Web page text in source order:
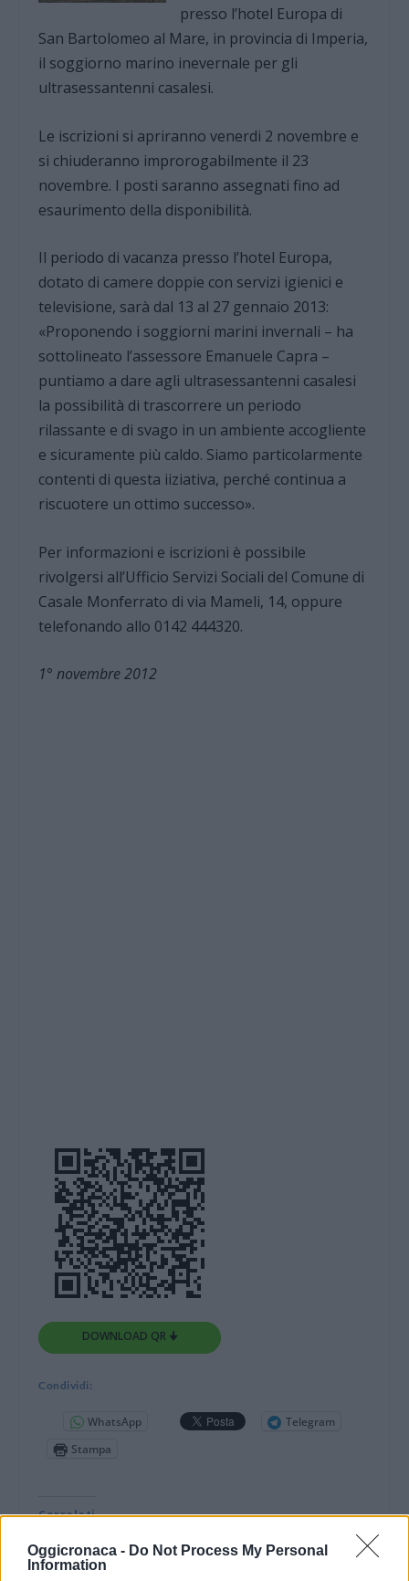
Oggicronaca - Do Not Process My Personal
Information
presso l’hotel Europa di
San Bartolomeo al Mare, in provincia di Imperia,
il soggiorno marino inevernale per gli
ultrasessantenni casalesi.
Le iscrizioni si apriranno venerdi 2 novembre e
si chiuderanno improrogabilmente il 23
novembre. I posti saranno assegnati fino ad
esaurimento della disponibilità.
Il periodo di vacanza presso l’hotel Europa,
dotato di camere doppie con servizi igienici e
televisione, sarà dal 13 al 27 gennaio 2013:
«Proponendo i soggiorni marini invernali – ha
sottolineato l’assessore Emanuele Capra –
puntiamo a dare agli ultrasessantenni casalesi
la possibilità di trascorrere un periodo
rilassante e di svago in un ambiente accogliente
e sicuramente più caldo. Siamo particolarmente
contenti di questa iiziativa, perché continua a
riscuotere un ottimo successo».
Per informazioni e iscrizioni è possibile
rivolgersi all’Ufficio Servizi Sociali del Comune di
Casale Monferrato di via Mameli, 14, oppure
telefonando allo 0142 444320.
1° novembre 2012
DOWNLOAD QR 🠋
Condividi:
WhatsApp
Telegram
Stampa
Correlati